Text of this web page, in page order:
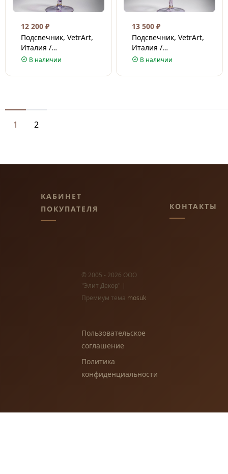
12 200 ₽
Подсвечник, VetrArt,
Италия /
Венецианское стекло
В наличии
13 500 ₽
Подсвечник, VetrArt,
Италия /
Венецианское стекло
В наличии
1 2
КАБИНЕТ
ПОКУПАТЕЛЯ
КОНТАКТЫ
© 2005 - 2026 ООО
"Элит Декор" |
Премиум тема mosuk
Пользовательское
соглашение
Политика
конфиденциальности